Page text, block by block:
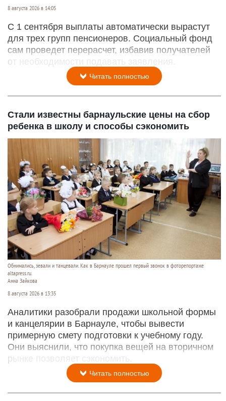
8 августа 2026 в 14:05
С 1 сентября выплаты автоматически вырастут
для трех групп пенсионеров. Социальный фонд
сам проведет перерасчет, избавив получателей
от необходимости подавать заявления.
Читать полностью
Стали известны барнаульские цены на сбор
ребенка в школу и способы сэкономить
Обнимались, зевали и танцевали. Как в Барнауле прошел первый звонок в фоторепортаже
altapress.ru.
Анна Зайкова
8 августа 2026 в 13:35
Аналитики разобрали продажи школьной формы
и канцелярии в Барнауле, чтобы вывести
примерную смету подготовки к учебному году.
Они выяснили, что покупка вещей на вторичном
рынке позволяет сэкономить.
Читать полностью